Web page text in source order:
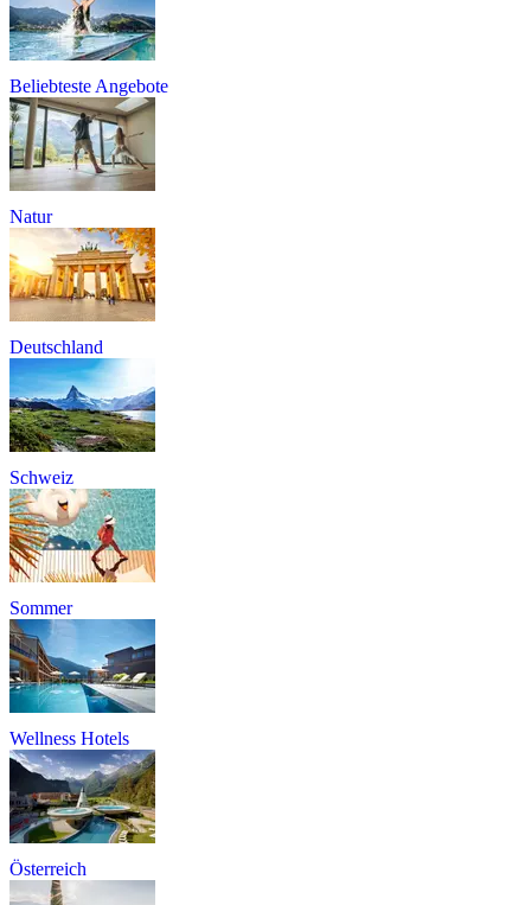
Beliebteste Angebote
Natur
Deutschland
Schweiz
Sommer
Wellness Hotels
Österreich